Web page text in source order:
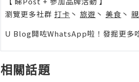
瀏覽更多社群 打卡 丶 旅遊 丶 美食 丶
U Blog開咗WhatsApp啦！發掘更多
相關話題